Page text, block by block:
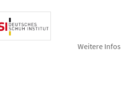
Weitere Infos